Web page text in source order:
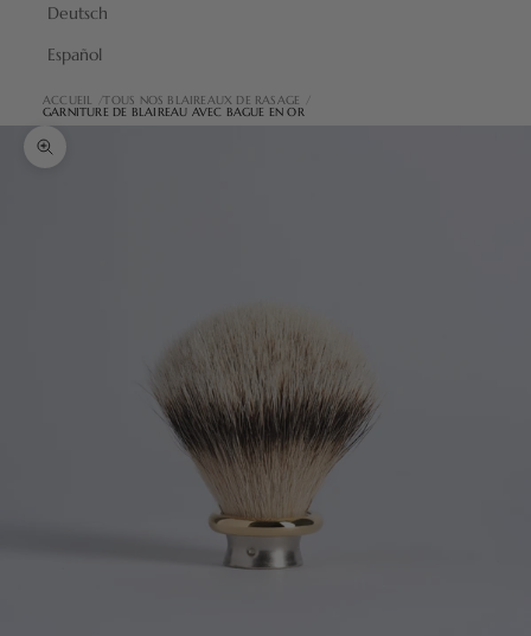
Deutsch
Español
ACCUEIL TOUS NOS BLAIREAUX DE RASAGE
GARNITURE DE BLAIREAU AVEC BAGUE EN OR
Zoomer sur l'image